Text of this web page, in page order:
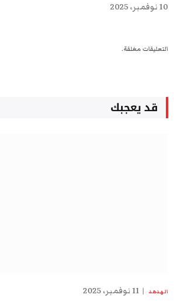
10 نوفمبر، 2025
التعليقات مغلقة.
قد يعجبك
الهدهد 11 نوفمبر، 2025